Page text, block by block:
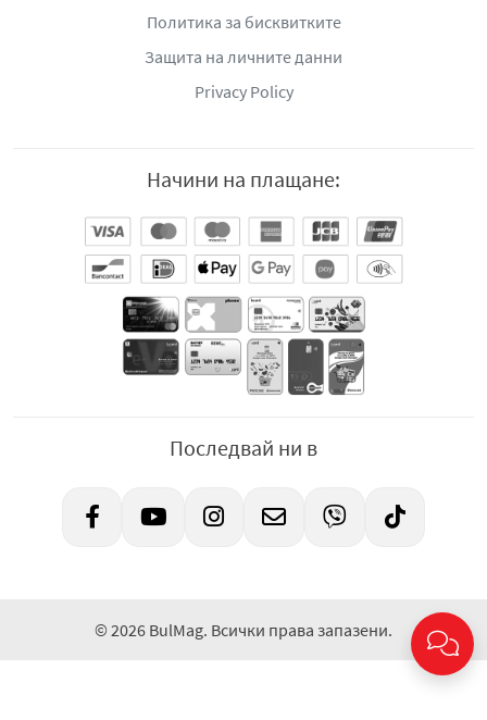
Политика за бисквитките
Защита на личните данни
Privacy Policy
Начини на плащане:
Последвай ни в
© 2026 BulMag. Всички права запазени.